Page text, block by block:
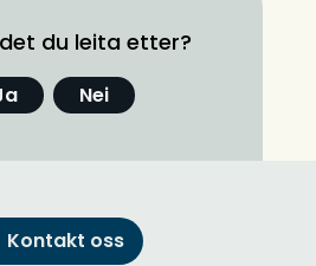
du leita etter?
Nei
Kontakt oss